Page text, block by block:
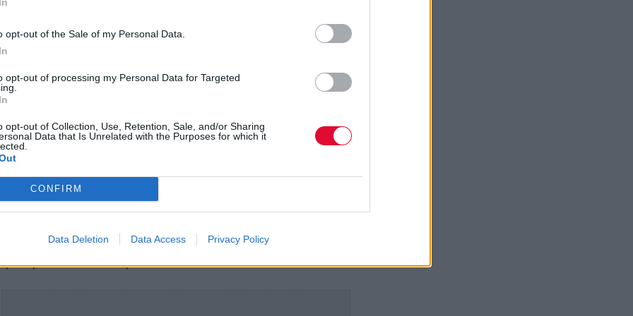
opt-out of the Sale of my Personal Data.
opt-out of processing my Personal Data for Targeted
opt-out of Collection, Use, Retention, Sale, and/or Sharing
Data that Is Unrelated with the Purposes for which it
CONFIRM
Data Deletion Data Access Privacy Policy
Μετά τη Eurovision, ο Käärijä συνέχισε να χτίζει τη
διεθνή του παρουσία μέσα από εμφανίσεις σε μεγάλα
ευρωπαϊκά φεστιβάλ και μια σειρά συνεργασιών με
καλλιτέχνες που επίσης ξεχώρισαν στον διαγωνισμό.
Ανάμεσά τους βρίσκονται ο Tommy Cash στο "It's Crazy,
It's Party", ο Baby Lasagna στο "Eurodab" και ο Joost
Klein στο "Traffik".
Η πρώτη του εμφάνιση στην Ελλάδα αναμένεται να
κινηθεί στο γνώριμο αισθητικό σύμπαν του καλλιτέχνη,
και το χαοτικό performance στοιχείο που τον έκανε να
ξεχωρίσει από το ευρωπαϊκό κοινό.